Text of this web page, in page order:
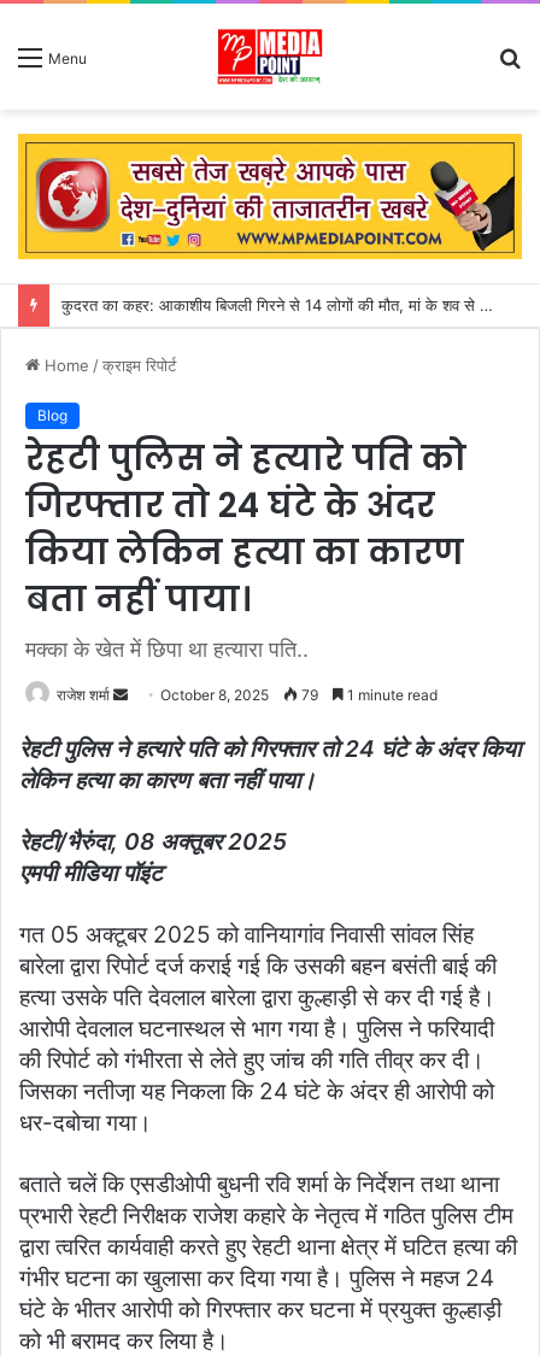
Menu
कुदरत का कहर: आकाशीय बिजली गिरने से 14 लोगों की मौत, मां के शव से लिपटकर बिलखते रहे तीन मासूम
Home /क्राइम रिपोर्ट
Blog
रेहटी पुलिस ने हत्यारे पति को
गिरफ्तार तो 24 घंटे के अंदर
किया लेकिन हत्या का कारण
बता नहीं पाया।
मक्का के खेत में छिपा था हत्यारा पति..
राजेश शर्मा
n
d
n
e
a
i
l
October 8, 2025 79 1 minute read
रेहटी पुलिस ने हत्यारे पति को गिरफ्तार तो 24 घंटे के अंदर किया
लेकिन हत्या का कारण बता नहीं पाया।
रेहटी/भैरुंदा, 08 अक्तूबर 2025
एमपी मीडिया पॉइंट
गत 05 अक्टूबर 2025 को वानियागांव निवासी सांवल सिंह
बारेला द्वारा रिपोर्ट दर्ज कराई गई कि उसकी बहन बसंती बाई की
हत्या उसके पति देवलाल बारेला द्वारा कुल्हाड़ी से कर दी गई है।
आरोपी देवलाल घटनास्थल से भाग गया है। पुलिस ने फरियादी
की रिपोर्ट को गंभीरता से लेते हुए जांच की गति तीव्र कर दी।
जिसका नतीजा़ यह निकला कि 24 घंटे के अंदर ही आरोपी को
धर-दबोचा गया।
बताते चलें कि एसडीओपी बुधनी रवि शर्मा के निर्देशन तथा थाना
प्रभारी रेहटी निरीक्षक राजेश कहारे के नेतृत्व में गठित पुलिस टीम
द्वारा त्वरित कार्यवाही करते हुए रेहटी थाना क्षेत्र में घटित हत्या की
गंभीर घटना का खुलासा कर दिया गया है। पुलिस ने महज 24
घंटे के भीतर आरोपी को गिरफ्तार कर घटना में प्रयुक्त कुल्हाड़ी
को भी बरामद कर लिया है।